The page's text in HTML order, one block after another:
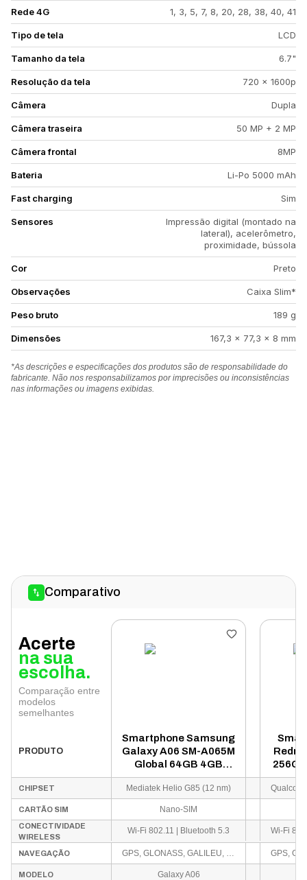
Rede 4G 1, 3, 5, 7, 8, 20, 28, 38, 40, 41
Tipo de tela LCD
Tamanho da tela 6.7"
Resolução da tela 720 x 1600p
Câmera Dupla
Câmera traseira 50 MP + 2 MP
Câmera frontal 8MP
Bateria Li-Po 5000 mAh
Fast charging Sim
Sensores
Impressão digital (montado na
lateral), acelerômetro,
proximidade, bússola
Cor Preto
Observações Caixa Slim*
Peso bruto 189 g
Dimensões 167,3 x 77,3 x 8 mm
*As descrições e especificações dos produtos são de responsabilidade do
fabricante. Não nos responsabilizamos por imprecisões ou inconsistências
nas informações ou imagens exibidas.
Comparativo
Acerte
na sua
escolha.
Comparação entre
modelos
semelhantes
PRODUTO
Smartphone Samsung
Galaxy A06 SM-A065M
Global 64GB 4GB
RAM Dual SIM Tela
6.7" - Preto (Caixa
SIM
CHIPSET Mediatek Helio G85 (12 nm)
CARTÃO SIM Nano-SIM
CONECTIVIDADE
WIRELESS
Wi-Fi 802.11 | Bluetooth 5.3
NAVEGAÇÃO GPS, GLONASS, GALILEU, BDS GPS,
MODELO Galaxy A06